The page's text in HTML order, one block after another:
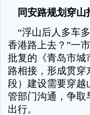
同安路规划穿山
“浮山后人多车
香港路上去？”一
批复的《青岛市城
路相接，形成贯
段）建设需要穿越
管部门沟通，争取
出行。